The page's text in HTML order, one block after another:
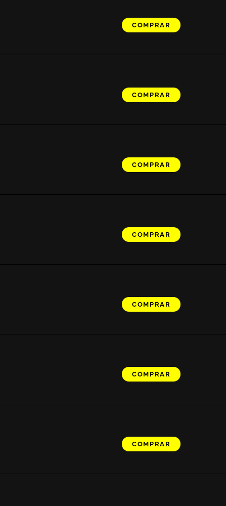
COMPRAR
COMPRAR
COMPRAR
COMPRAR
COMPRAR
COMPRAR
COMPRAR